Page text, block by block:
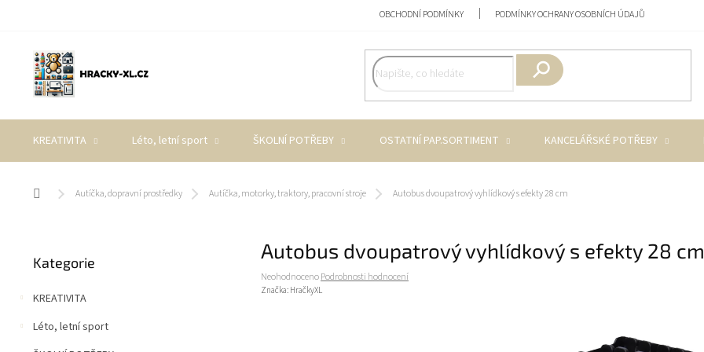
OBCHODNÍ PODMÍNKY PODMÍNKY OCHRANY OSOBNÍCH ÚDAJŮ
KREATIVITA Léto, letní sport ŠKOLNÍ POTŘEBY OSTATNÍ PAP.SORTIMENT KANCELÁŘSKÉ POTŘEBY
Domů Autíčka, dopravní prostředky Autíčka, motorky, traktory, pracovní stroje Autobus dvoupatrový vyhlídkový s efekty 28 cm
s
r
a
kategorie
Kategorie
KREATIVITA
Léto, letní sport
Autobus dvoupatrový vyhlídkový s efekty 28 cm
Průměrné
hodnocení
NeohodnocenoPodrobnosti hodnocení
Značka: HračkyXL